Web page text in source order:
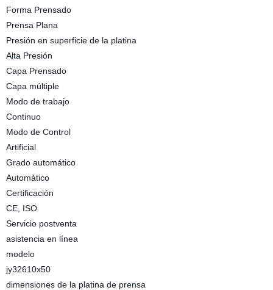
Forma Prensado
Prensa Plana
Presión en superficie de la platina
Alta Presión
Capa Prensado
Capa múltiple
Modo de trabajo
Continuo
Modo de Control
Artificial
Grado automático
Automático
Certificación
CE, ISO
Servicio postventa
asistencia en línea
modelo
jy32610x50
dimensiones de la platina de prensa